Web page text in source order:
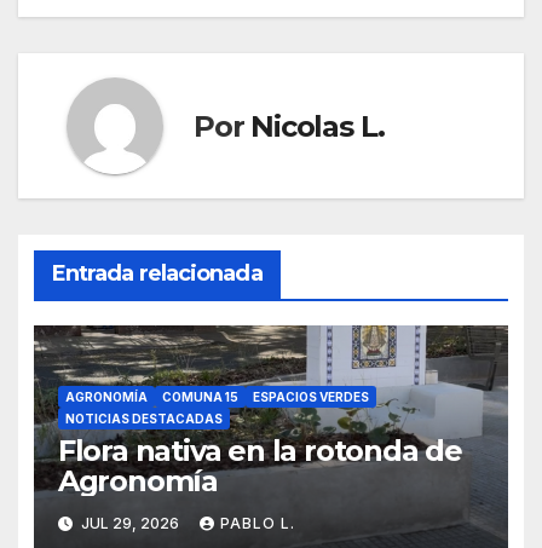
Por Nicolas L.
Entrada relacionada
AGRONOMÍA COMUNA 15
ESPACIOS VERDES
NOTICIAS DESTACADAS
Flora nativa en la rotonda de
Agronomía
JUL 29, 2026 PABLO L.